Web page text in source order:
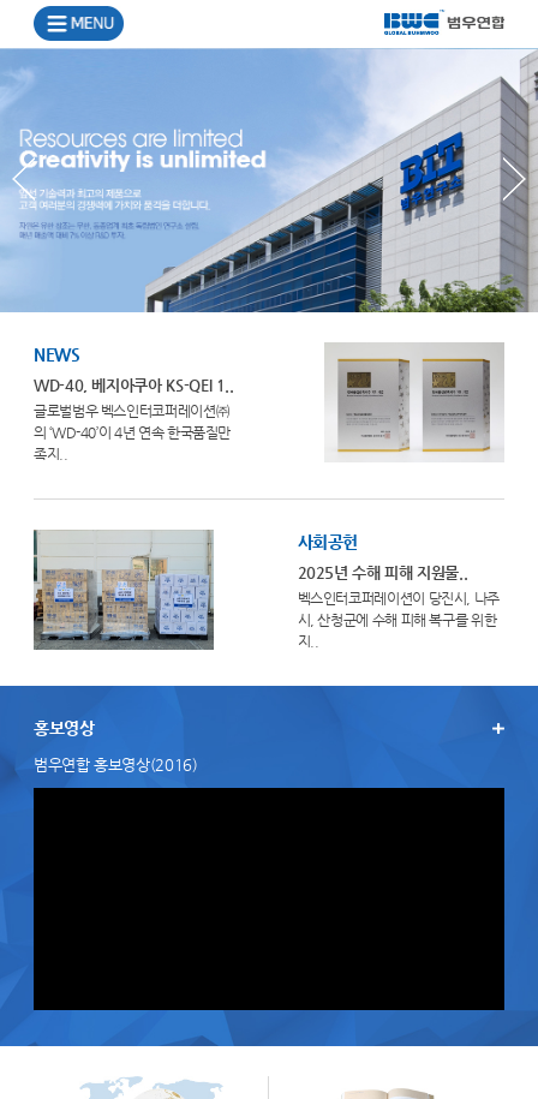
NEWS
WD-40, 베지아쿠아 KS-QEI 1..
글로벌범우 벡스인터코퍼레이션㈜
의 ‘WD-40’이 4년 연속 한국품질만
족지..
사회공헌
2025년 수해 피해 지원물..
벡스인터코퍼레이션이 당진시, 나주
시, 산청군에 수해 피해 복구를 위한
지..
홍보영상
범우연합 홍보영상(2016)